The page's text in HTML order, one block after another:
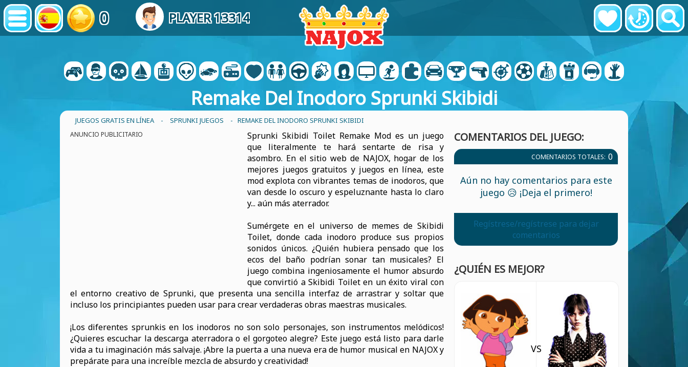
0 PLAYER 13314
Remake Del Inodoro Sprunki Skibidi
JUEGOS GRATIS EN LÍNEA - SPRUNKI JUEGOS - REMAKE DEL INODORO SPRUNKI SKIBIDI
ANUNCIO PUBLICITARIO
Sprunki Skibidi Toilet Remake Mod es un juego
que literalmente te hará sentarte de risa y
asombro. En el sitio web de NAJOX, hogar de los
mejores juegos gratuitos y juegos en línea, este
mod explota con vibrantes temas de inodoros, que
van desde lo oscuro y espeluznante hasta lo claro
y... aún más aterrador.
Sumérgete en el universo de memes de Skibidi
Toilet, donde cada inodoro produce sus propios
sonidos únicos. ¿Quién hubiera pensado que los
ecos del baño podrían sonar tan musicales? El
juego combina ingeniosamente el humor absurdo
que convirtió a Skibidi Toilet en un éxito viral con
el entorno creativo de Sprunki, que presenta una sencilla interfaz de arrastrar y soltar que
incluso los principiantes pueden usar para crear verdaderas obras maestras musicales.
¡Los diferentes sprunkis en los inodoros no son solo personajes, son instrumentos melódicos!
¿Quieres escuchar la descarga aterradora o el gorgoteo alegre? Este juego está listo para darle
vida a tu imaginación más salvaje. ¡Abre la puerta a una nueva era de humor musical en NAJOX y
prepárate para una increíble mezcla de absurdo y creatividad!
COMENTARIOS DEL JUEGO:
COMENTARIOS TOTALES: 0
Aún no hay comentarios para este
juego 😥 ¡Deja el primero!
Regístrese/regístrese para dejar
comentarios
¿QUIÉN ES MEJOR?
VS